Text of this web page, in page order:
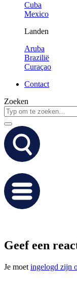
Cuba
Mexico
Landen
Aruba
Brazilië
Curaçao
Contact
Zoeken
Geef een
Je moet ingelogd zijn